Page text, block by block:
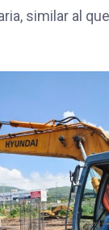
similar al